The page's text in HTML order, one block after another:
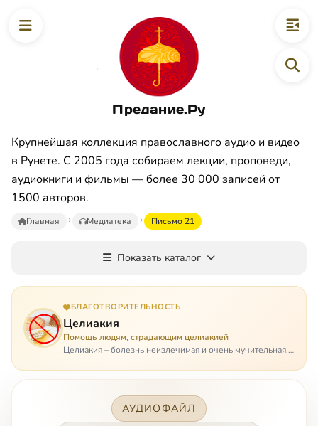
Предание.Ру
Крупнейшая коллекция православного аудио и видео
в Рунете. С 2005 года собираем лекции, проповеди,
аудиокниги и фильмы — более 30 000 записей от
1500 авторов.
Главная Медиатека Письмо 21
Показать каталог
БЛАГОТВОРИТЕЛЬНОСТЬ
Целиакия
Помощь людям, страдающим целиакией
Целиакия – болезнь неизлечимая и очень мучительная.
целиакией страдает в одиночестве, не представляя
АУДИОФАЙЛ